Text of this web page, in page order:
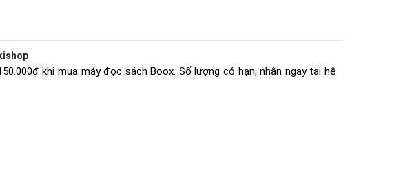
khi mua máy đọc sách Boox. Số lượng có hạn, nhận ngay tại hệ